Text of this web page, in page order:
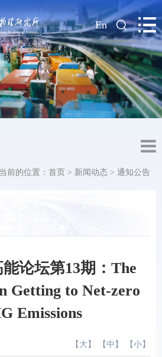
| En
前的位置： 首页 > 新闻动态 > 通知公告
能论坛第13期：The
Getting to Net-zero
Emissions
【 大 】 【 中 】 【 小 】